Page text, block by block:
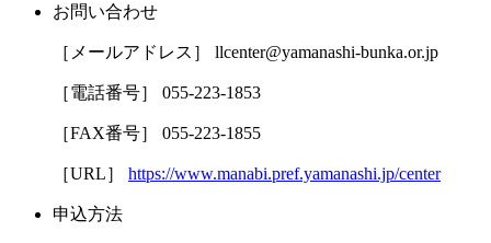
お問い合わせ
［メールアドレス］ llcenter@yamanashi-bunka.or.jp
［電話番号］ 055-223-1853
［FAX番号］ 055-223-1855
［URL］ https://www.manabi.pref.yamanashi.jp/center
申込方法